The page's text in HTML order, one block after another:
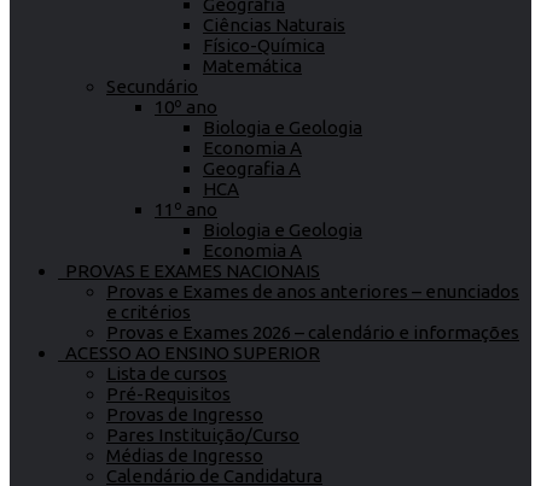
Geografia
Ciências Naturais
Físico-Química
Matemática
Secundário
10º ano
Biologia e Geologia
Economia A
Geografia A
HCA
11º ano
Biologia e Geologia
Economia A
PROVAS E EXAMES NACIONAIS
Provas e Exames de anos anteriores – enunciados
e critérios
Provas e Exames 2026 – calendário e informações
ACESSO AO ENSINO SUPERIOR
Lista de cursos
Pré-Requisitos
Provas de Ingresso
Pares Instituição/Curso
Médias de Ingresso
Calendário de Candidatura